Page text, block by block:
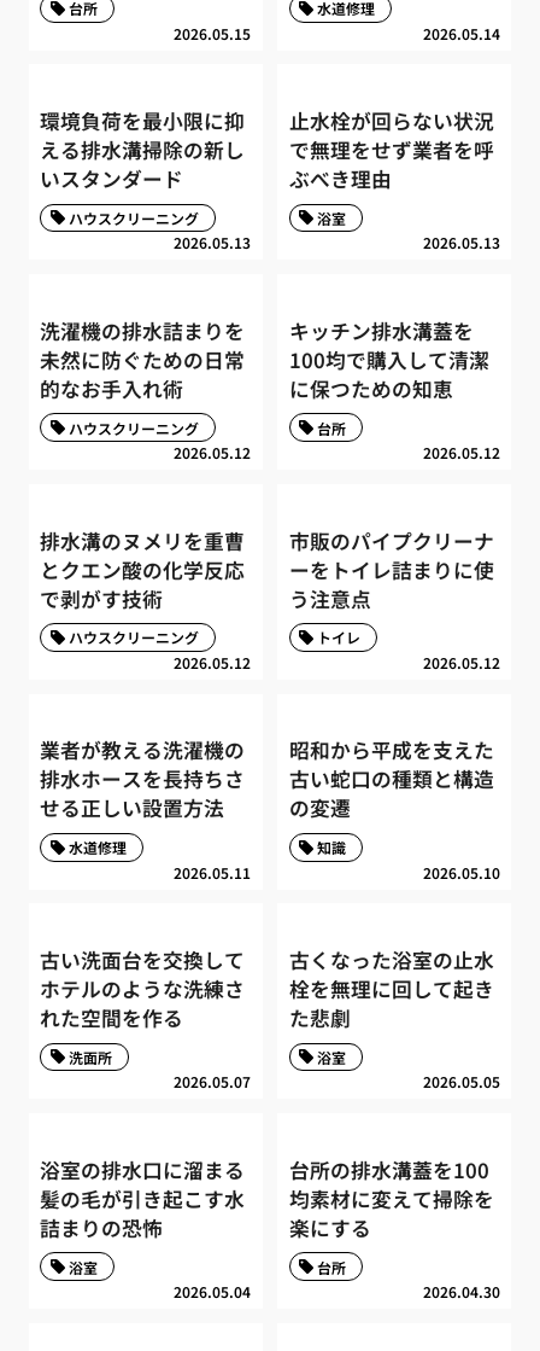
2026.05.15
台所
2026.05.14
水道修理
環境負荷を最小限に抑
える排水溝掃除の新し
いスタンダード
2026.05.13
ハウスクリーニング
止水栓が回らない状況
で無理をせず業者を呼
ぶべき理由
2026.05.13
浴室
洗濯機の排水詰まりを
未然に防ぐための日常
的なお手入れ術
2026.05.12
ハウスクリーニング
キッチン排水溝蓋を
100均で購入して清潔
に保つための知恵
2026.05.12
台所
排水溝のヌメリを重曹
とクエン酸の化学反応
で剥がす技術
2026.05.12
ハウスクリーニング
市販のパイプクリーナ
ーをトイレ詰まりに使
う注意点
2026.05.12
トイレ
業者が教える洗濯機の
排水ホースを長持ちさ
せる正しい設置方法
2026.05.11
水道修理
昭和から平成を支えた
古い蛇口の種類と構造
の変遷
2026.05.10
知識
古い洗面台を交換して
ホテルのような洗練さ
れた空間を作る
2026.05.07
洗面所
古くなった浴室の止水
栓を無理に回して起き
た悲劇
2026.05.05
浴室
浴室の排水口に溜まる
髪の毛が引き起こす水
詰まりの恐怖
2026.05.04
浴室
台所の排水溝蓋を100
均素材に変えて掃除を
楽にする
2026.04.30
台所